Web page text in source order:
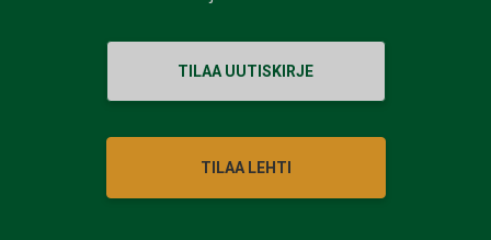
TILAA UUTISKIRJE
TILAA LEHTI